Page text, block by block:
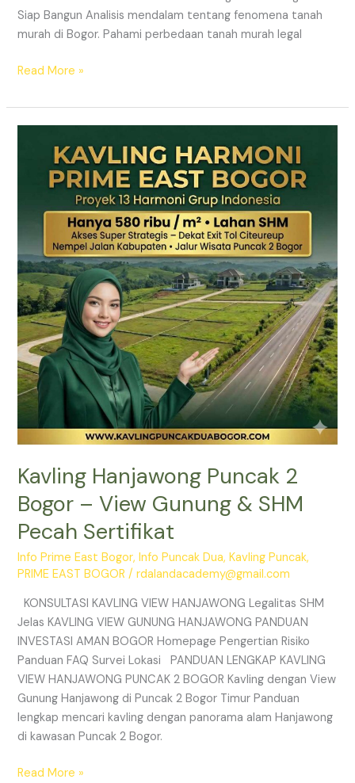
Siap Bangun Analisis mendalam tentang fenomena tanah
murah di Bogor. Pahami perbedaan tanah murah legal
Read More »
Kavling Hanjawong Puncak 2
Bogor – View Gunung & SHM
Pecah Sertifikat
Info Prime East Bogor,Info Puncak Dua,Kavling Puncak,
PRIME EAST BOGOR /rdalandacademy@gmail.com
KONSULTASI KAVLING VIEW HANJAWONG Legalitas SHM
Jelas KAVLING VIEW GUNUNG HANJAWONG PANDUAN
INVESTASI AMAN BOGOR Homepage Pengertian Risiko
Panduan FAQ Survei Lokasi PANDUAN LENGKAP KAVLING
VIEW HANJAWONG PUNCAK 2 BOGOR Kavling dengan View
Gunung Hanjawong di Puncak 2 Bogor Timur Panduan
lengkap mencari kavling dengan panorama alam Hanjawong
di kawasan Puncak 2 Bogor.
Hanjawong
Puncak
Bogor
Gunung
&
SHM
Pecah
Sertifikat
Read More »